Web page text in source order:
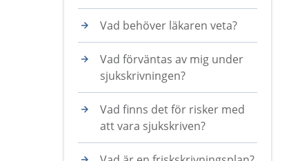
Vad behöver läkaren veta?
Vad förväntas av mig under
sjukskrivningen?
Vad finns det för risker med
att vara sjukskriven?